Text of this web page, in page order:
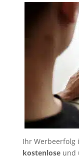
Ihr Werbeerfolg
kostenloseund